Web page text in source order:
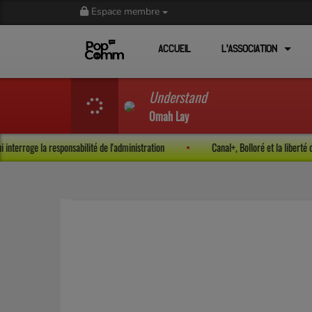
Espace membre
ACCUEIL L'ASSOCIATION
Understand
Omah Lay
qui interroge la responsabilité de l'administration Canal+, Bolloré et la